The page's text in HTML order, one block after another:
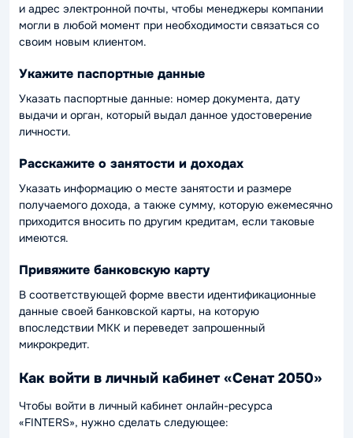
и адрес электронной почты, чтобы менеджеры компании
могли в любой момент при необходимости связаться со
своим новым клиентом.
Укажите паспортные данные
Указать паспортные данные: номер документа, дату
выдачи и орган, который выдал данное удостоверение
личности.
Расскажите о занятости и доходах
Указать информацию о месте занятости и размере
получаемого дохода, а также сумму, которую ежемесячно
приходится вносить по другим кредитам, если таковые
имеются.
Привяжите банковскую карту
В соответствующей форме ввести идентификационные
данные своей банковской карты, на которую
впоследствии МКК и переведет запрошенный
микрокредит.
Как войти в личный кабинет «Сенат 2050»
Чтобы войти в личный кабинет онлайн-ресурса
«FINTERS», нужно сделать следующее: